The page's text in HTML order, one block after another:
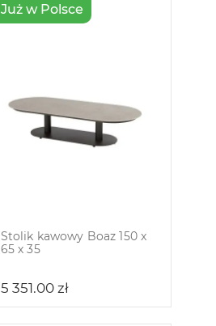
Już w Polsce
Stolik kawowy Boaz 150 x
65 х 35
5 351.00 zł